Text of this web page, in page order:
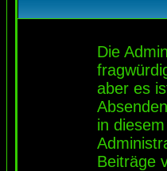
Die
aber es
in
Beiträge